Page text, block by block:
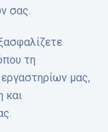
σας.
τη
μας,
και